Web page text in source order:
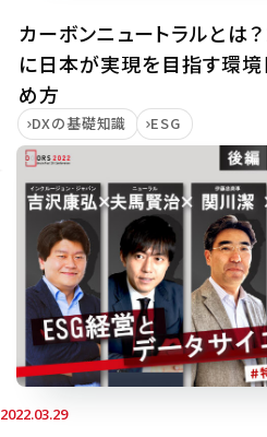
カーボンニュートラルとは
に日本が実現を目指す環
め方
DXの基礎知識 ESG
2022.03.29